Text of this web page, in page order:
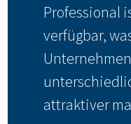
Professional
verfügbar,
attraktiver